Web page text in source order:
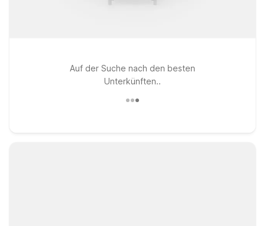
Auf der Suche nach den besten
Unterkünften..